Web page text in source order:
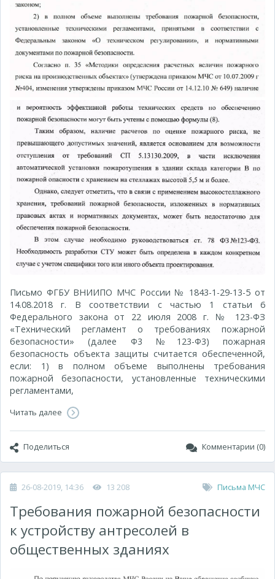
Письмо ФГБУ ВНИИПО МЧС России № 1843-1-29-13-5 от
14.08.2018 г. В соответствии с частью 1 статьи 6
Федерального закона от 22 июля 2008 г. № 123-ФЗ
«Технический регламент о требованиях пожарной
безопасности» (далее Ф3 №123-Ф3) пожарная
безопасность объекта защиты считается обеспеченной,
если: 1) в полном объеме выполнены требования
пожарной безопасности, установленные техническими
регламентами,
Читать далее
Поделиться Комментарии (0)
26-08-2019, 14:36 13 208 Письма МЧС
Требования пожарной безопасности
к устройству антресолей в
общественных зданиях